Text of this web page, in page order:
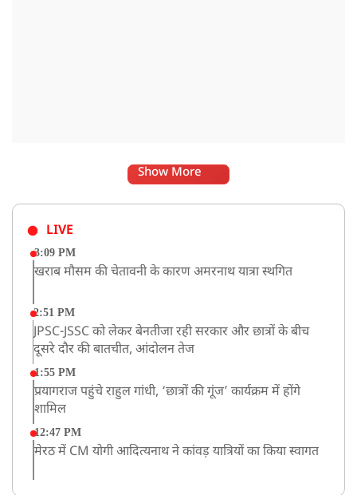
Show More
LIVE
3:09 PM
खराब मौसम की चेतावनी के कारण अमरनाथ यात्रा स्थगित
2:51 PM
JPSC-JSSC को लेकर बेनतीजा रही सरकार और छात्रों के बीच
दूसरे दौर की बातचीत, आंदोलन तेज
1:55 PM
प्रयागराज पहुंचे राहुल गांधी, ‘छात्रों की गूंज’ कार्यक्रम में होंगे
शामिल
12:47 PM
मेरठ में CM योगी आदित्यनाथ ने कांवड़ यात्रियों का किया स्वागत